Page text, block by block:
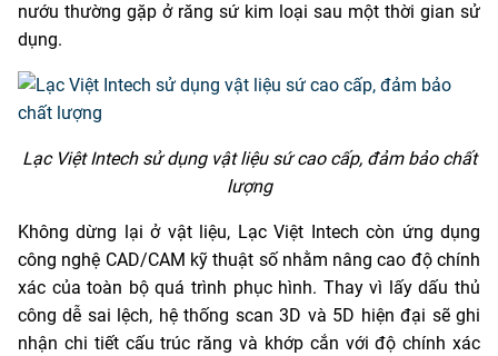
nướu thường gặp ở răng sứ kim loại sau một thời gian sử
dụng.
Lạc Việt Intech sử dụng vật liệu sứ cao cấp, đảm bảo chất
lượng
Không dừng lại ở vật liệu, Lạc Việt Intech còn ứng dụng
công nghệ CAD/CAM kỹ thuật số nhằm nâng cao độ chính
xác của toàn bộ quá trình phục hình. Thay vì lấy dấu thủ
công dễ sai lệch, hệ thống scan 3D và 5D hiện đại sẽ ghi
nhận chi tiết cấu trúc răng và khớp cắn với độ chính xác